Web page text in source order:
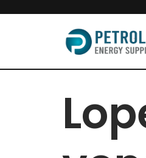
Skip